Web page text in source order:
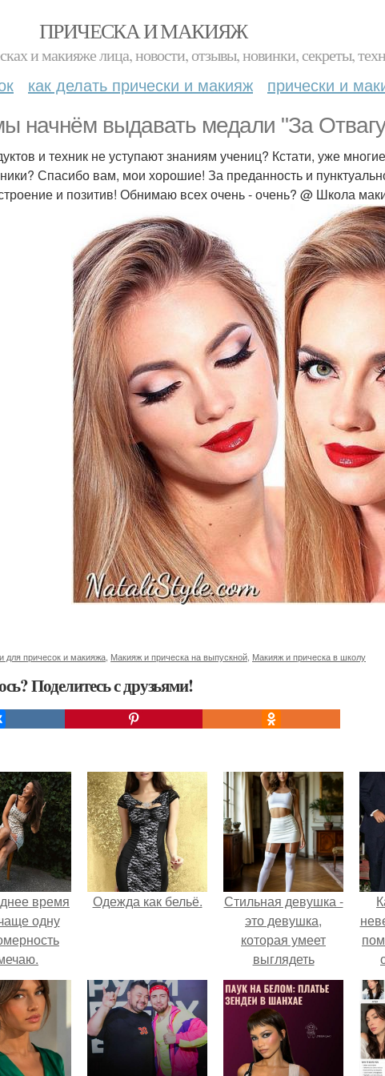
ПРИЧЕСКА И МАКИЯЖ
и макияже лица, новости, отзывы, новинки, секреты,
как делать прически и макияж прически и
начнём выдавать медали "За
и техник не уступают знаниям учениц? Кстати, уже
Спасибо вам, мои хорошие! За преданность и
и позитив! Обнимаю всех очень - очень? @ Школа
для причесок и макияжа Макияж и прическа на выпускной Макияж и прическа в школу
Поделитесь с друзьями!
время
одну
Одежда как бельё.
Стильная девушка -
это девушка,
которая умеет
выглядеть
привлекательно и
элегантно в любои
ситуации.